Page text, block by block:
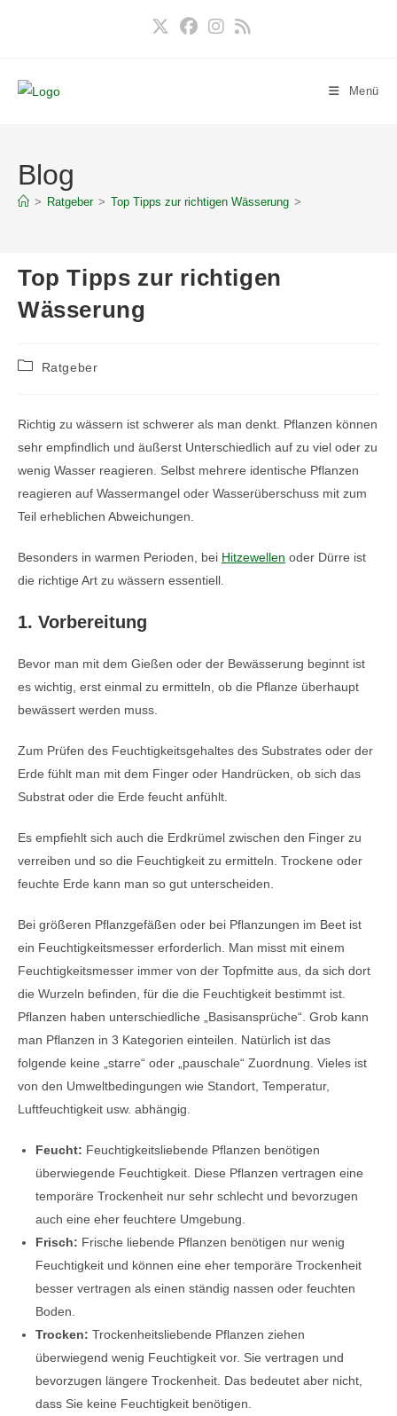
Menü
Blog
> Ratgeber > Top Tipps zur richtigen Wässerung >
Top Tipps zur richtigen
Wässerung
Beitrags-
Ratgeber
Richtig zu wässern ist schwerer als man denkt. Pflanzen können
sehr empfindlich und äußerst Unterschiedlich auf zu viel oder zu
wenig Wasser reagieren. Selbst mehrere identische Pflanzen
reagieren auf Wassermangel oder Wasserüberschuss mit zum
Teil erheblichen Abweichungen.
Besonders in warmen Perioden, bei Hitzewellen oder Dürre ist
die richtige Art zu wässern essentiell.
1. Vorbereitung
Bevor man mit dem Gießen oder der Bewässerung beginnt ist
es wichtig, erst einmal zu ermitteln, ob die Pflanze überhaupt
bewässert werden muss.
Zum Prüfen des Feuchtigkeitsgehaltes des Substrates oder der
Erde fühlt man mit dem Finger oder Handrücken, ob sich das
Substrat oder die Erde feucht anfühlt.
Es empfiehlt sich auch die Erdkrümel zwischen den Finger zu
verreiben und so die Feuchtigkeit zu ermitteln. Trockene oder
feuchte Erde kann man so gut unterscheiden.
Bei größeren Pflanzgefäßen oder bei Pflanzungen im Beet ist
ein Feuchtigkeitsmesser erforderlich. Man misst mit einem
Feuchtigkeitsmesser immer von der Topfmitte aus, da sich dort
die Wurzeln befinden, für die die Feuchtigkeit bestimmt ist.
Pflanzen haben unterschiedliche „Basisansprüche“. Grob kann
man Pflanzen in 3 Kategorien einteilen. Natürlich ist das
folgende keine „starre“ oder „pauschale“ Zuordnung. Vieles ist
von den Umweltbedingungen wie Standort, Temperatur,
Luftfeuchtigkeit usw. abhängig.
Feucht: Feuchtigkeitsliebende Pflanzen benötigen
überwiegende Feuchtigkeit. Diese Pflanzen vertragen eine
temporäre Trockenheit nur sehr schlecht und bevorzugen
auch eine eher feuchtere Umgebung.
Frisch: Frische liebende Pflanzen benötigen nur wenig
Feuchtigkeit und können eine eher temporäre Trockenheit
besser vertragen als einen ständig nassen oder feuchten
Boden.
Trocken: Trockenheitsliebende Pflanzen ziehen
überwiegend wenig Feuchtigkeit vor. Sie vertragen und
bevorzugen längere Trockenheit. Das bedeutet aber nicht,
dass Sie keine Feuchtigkeit benötigen.